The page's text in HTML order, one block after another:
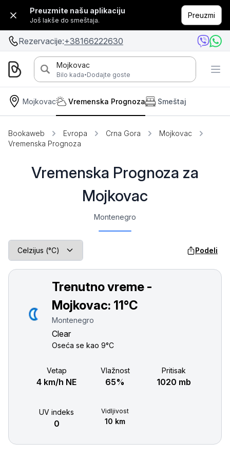
Preuzmite našu aplikaciju
Još lakše do smeštaja.
Preuzmi
Rezervacije:+38166222630
Mojkovac
Bilo kada·Dodajte goste
Mojkovac Smeštaj
Vremenska Prognoza
Bookaweb Evropa Crna Gora
Mojkovac
Vremenska Prognoza
Vremenska Prognoza za
Mojkovac
Montenegro
Podeli
Trenutno vreme -
Mojkovac: 11°C
Montenegro
Clear
Oseća se kao9°C
Vetар
4 km/h NE
Vlažnost
65%
Pritisak
1020 mb
UV indeks
0
Vidljivost
10 km